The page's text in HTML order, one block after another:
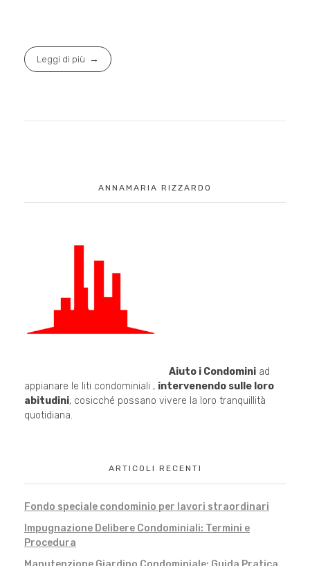
Leggi di più
ANNAMARIA RIZZARDO
Aiuto i Condominiad
appianare le liti condominiali , intervenendo sulle loro
abitudini, cosicché possano vivere la loro tranquillità
quotidiana.
ARTICOLI RECENTI
Fondo speciale condominio per lavori straordinari
Impugnazione Delibere Condominiali: Termini e
Procedura